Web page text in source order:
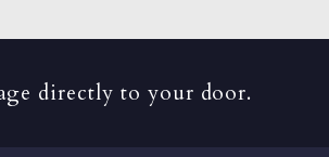
directly to your door.